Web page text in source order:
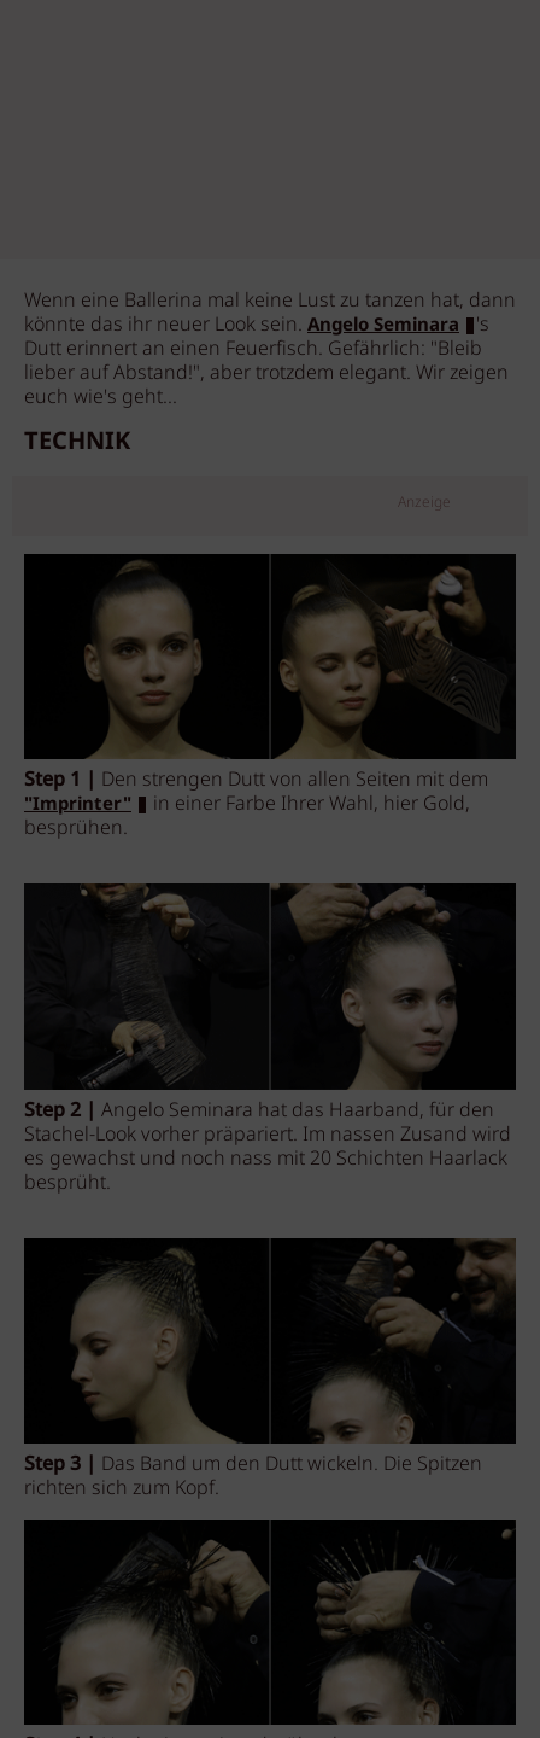
Wenn eine Ballerina mal keine Lust zu tanzen hat, dann
könnte das ihr neuer Look sein. Angelo Seminara
's
Dutt erinnert an einen Feuerfisch. Gefährlich: "Bleib
lieber auf Abstand!", aber trotzdem elegant. Wir zeigen
euch wie's geht...
TECHNIK
Anzeige
Step 1 | Den strengen Dutt von allen Seiten mit dem
"Imprinter"
in einer Farbe Ihrer Wahl, hier Gold,
besprühen.
Step 2 | Angelo Seminara hat das Haarband, für den
Stachel-Look vorher präpariert. Im nassen Zusand wird
es gewachst und noch nass mit 20 Schichten Haarlack
besprüht.
Step 3 | Das Band um den Dutt wickeln. Die Spitzen
richten sich zum Kopf.